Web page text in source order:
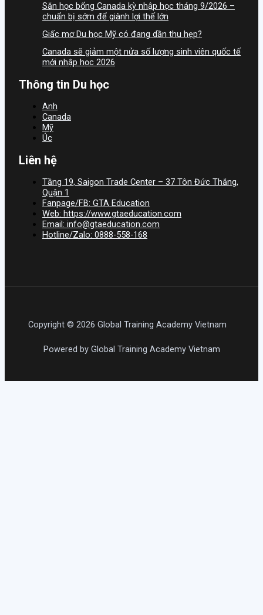
Săn học bổng Canada kỳ nhập học tháng 9/2026 –
chuẩn bị sớm để giành lợi thế lớn
Giấc mơ Du học Mỹ có đang dần thu hẹp?
Canada sẽ giảm một nửa số lượng sinh viên quốc tế
mới nhập học 2026
Thông tin Du học
Anh
Canada
Mỹ
Úc
Liên hệ
Tầng 19, Saigon Trade Center – 37 Tôn Đức Thắng,
Quận 1
Fanpage/FB: GTA Education
Web: https://www.gtaeducation.com
Email: info@gtaeducation.com
Hotline/Zalo: 0888-558-168
Copyright © 2026 Global Training Academy Vietnam
Powered by Global Training Academy Vietnam